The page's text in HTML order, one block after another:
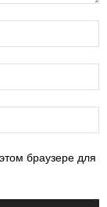
браузере для